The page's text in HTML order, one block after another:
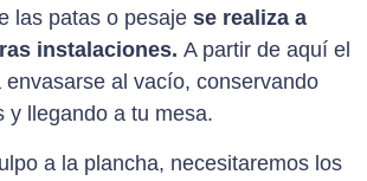
las patas o pesaje se realiza a
instalaciones. A partir de aquí el
envasarse al vacío, conservando
y llegando a tu mesa.
a la plancha, necesitaremos los